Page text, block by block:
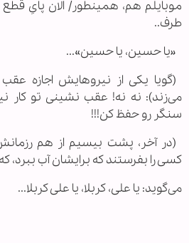
موبایلم هم، همینطور/ الان پایِ
طرف..
«یا حسین، یا حسین»...
(گویا یکی از نیرو‌هایش اجازه
می‌زند): نه نه! عقب نشینی تو
سنگر رو حفظ کن!!!
(در آخر، پشت بیسیم از هم
کسی را بفرستند که برایشان آب
می‌گوید: یا علی، کربلا، یا علی کربلا...